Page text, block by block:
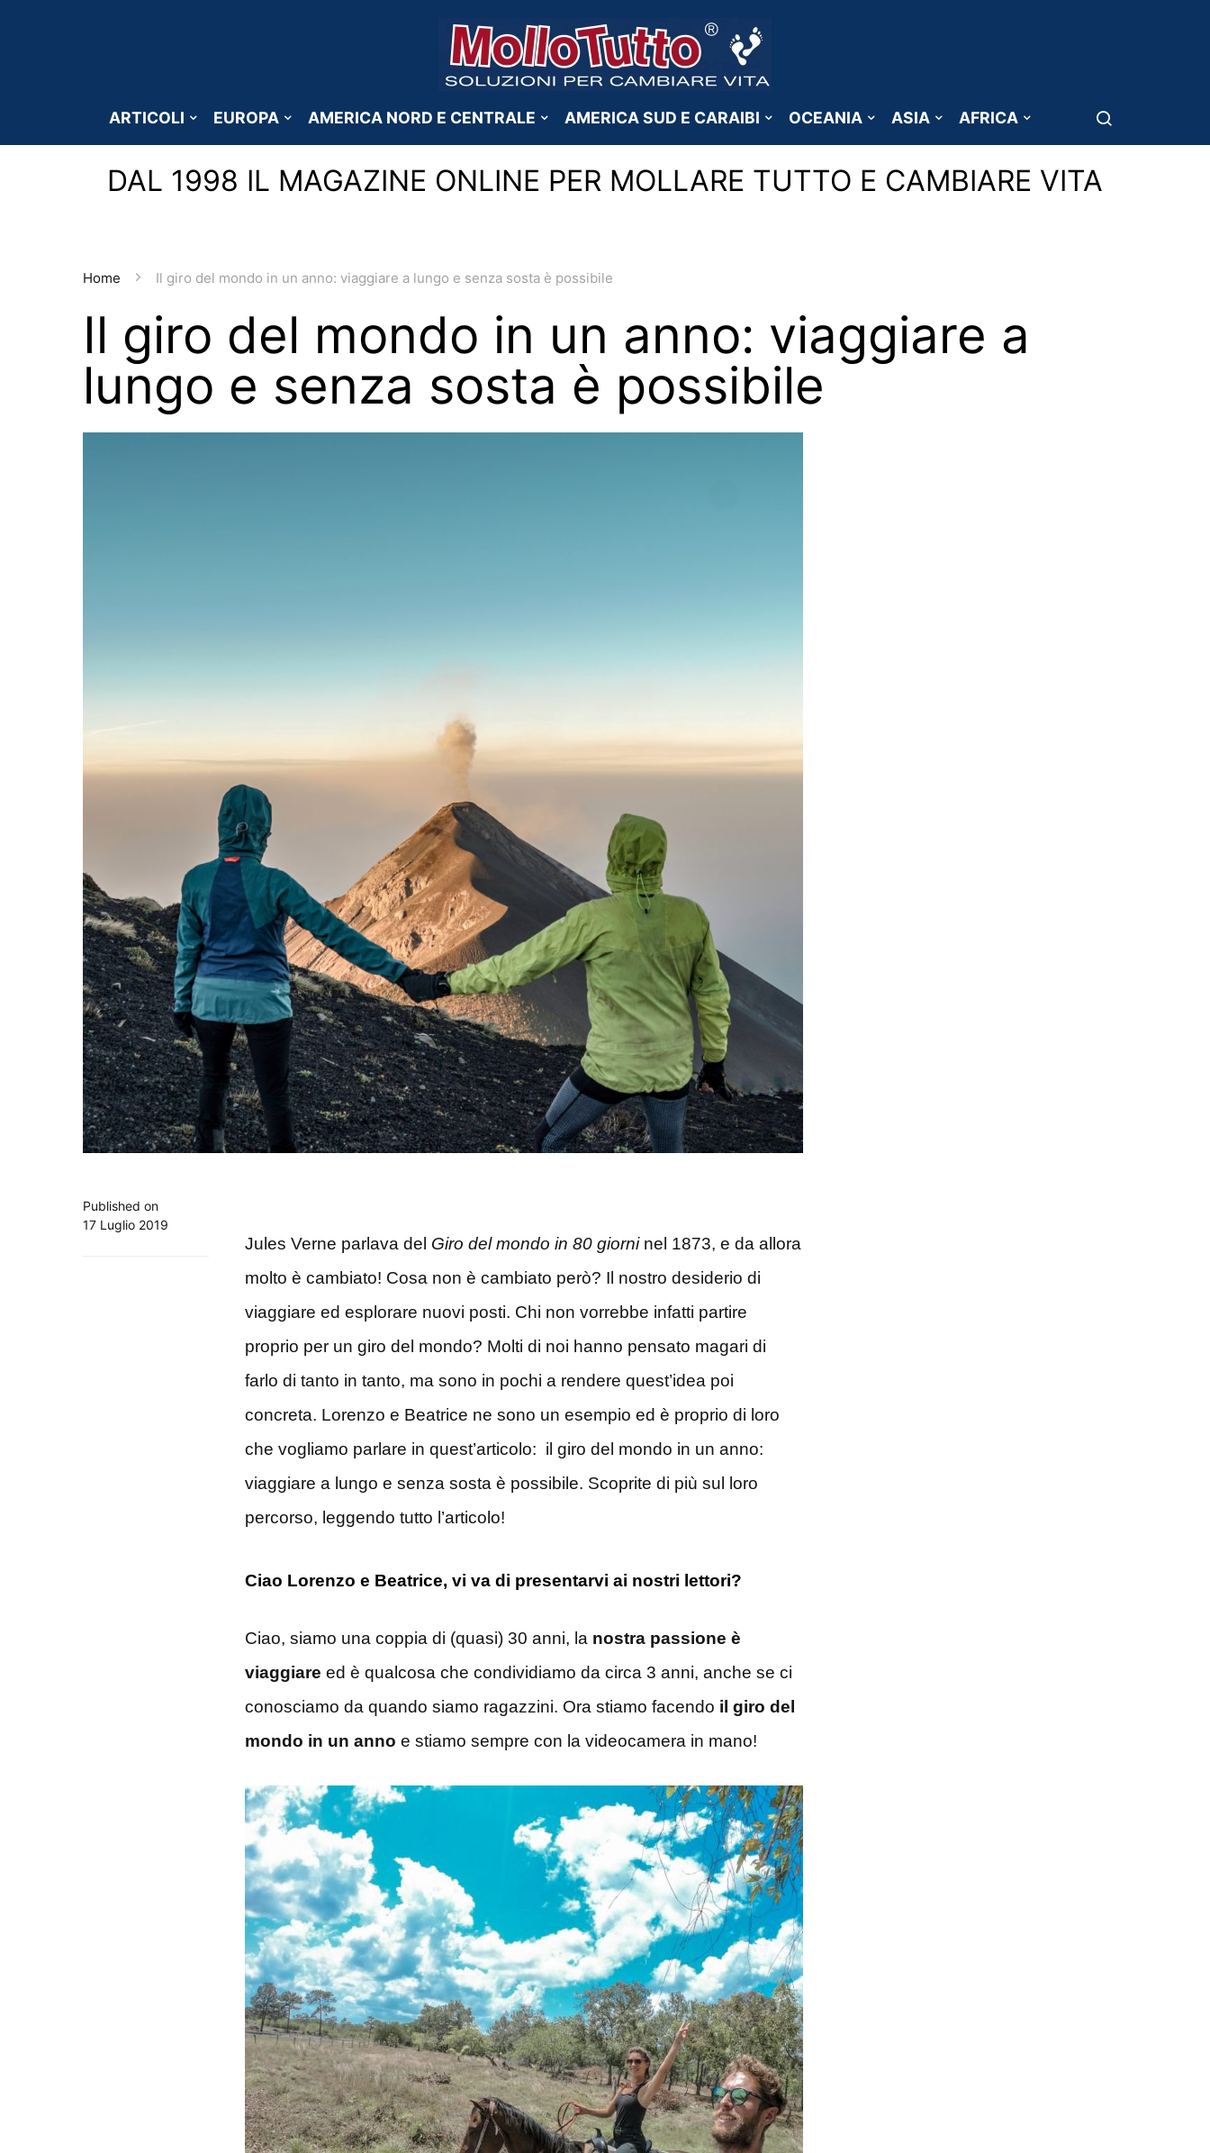
ARTICOLI EUROPA AMERICA NORD E CENTRALE AMERICA SUD E CARAIBI OCEANIA ASIA AFRICA
DAL 1998 IL MAGAZINE ONLINE PER MOLLARE TUTTO E CAMBIARE VITA
Home Il giro del mondo in un anno: viaggiare a lungo e senza sosta è possibile
Il giro del mondo in un anno: viaggiare a
lungo e senza sosta è possibile
Published on
17 Luglio 2019
Jules Verne parlava del Giro del mondo in 80 giorninel 1873, e da allora
molto è cambiato! Cosa non è cambiato però? Il nostro desiderio di
viaggiare ed esplorare nuovi posti. Chi non vorrebbe infatti partire
proprio per un giro del mondo? Molti di noi hanno pensato magari di
farlo di tanto in tanto, ma sono in pochi a rendere quest’idea poi
concreta. Lorenzo e Beatrice ne sono un esempio ed è proprio di loro
che vogliamo parlare in quest’articolo: il giro del mondo in un anno:
viaggiare a lungo e senza sosta è possibile. Scoprite di più sul loro
percorso, leggendo tutto l’articolo!
Ciao Lorenzo e Beatrice, vi va di presentarvi ai nostri lettori?
Ciao, siamo una coppia di (quasi) 30 anni, la nostra passione è
viaggiare ed è qualcosa che condividiamo da circa 3 anni, anche se ci
conosciamo da quando siamo ragazzini. Ora stiamo facendo il giro del
mondo in un anno e stiamo sempre con la videocamera in mano!